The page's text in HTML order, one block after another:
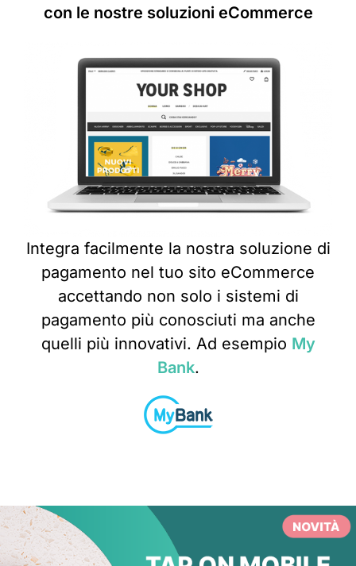
con le nostre soluzioni eCommerce
Integra facilmente la nostra soluzione di
pagamento nel tuo sito eCommerce
accettando non solo i sistemi di
pagamento più conosciuti ma anche
quelli più innovativi. Ad esempio My
Bank.